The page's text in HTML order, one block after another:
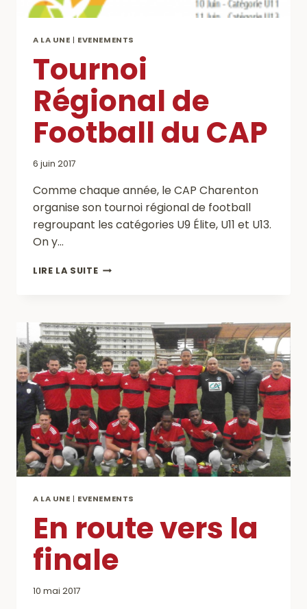
A LA UNE | EVENEMENTS
Tournoi
Régional de
Football du CAP
6 juin 2017
Comme chaque année, le CAP Charenton
organise son tournoi régional de football
regroupant les catégories U9 Élite, U11 et U13.
On y…
LIRE LA SUITETOURNOI
DU
CAP
A LA UNE | EVENEMENTS
En route vers la
finale
10 mai 2017